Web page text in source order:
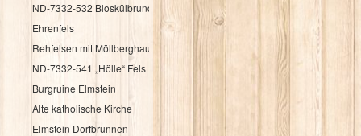
ND-7332-532 Bloskülbrundsicht
Ehrenfels
Rehfelsen mit Möllberghaus
ND-7332-541 „Hölle“ Fels
Burgruine Elmstein
Alte katholische Kirche
Elmstein Dorfbrunnen